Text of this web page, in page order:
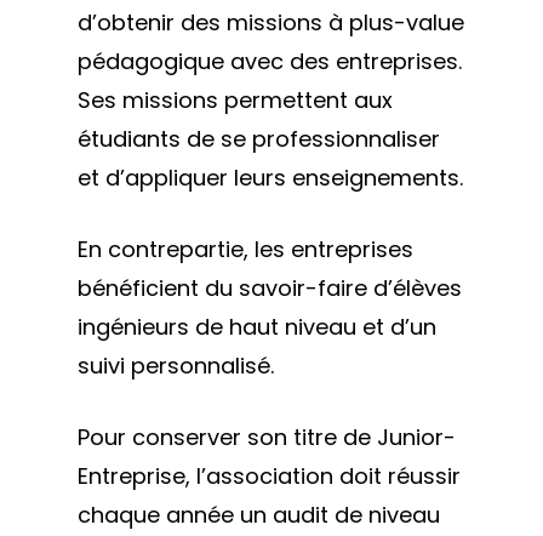
d’obtenir des missions à plus-value
pédagogique avec des entreprises.
Ses missions permettent aux
étudiants de se professionnaliser
et d’appliquer leurs enseignements.
En contrepartie, les entreprises
bénéficient du savoir-faire d’élèves
ingénieurs de haut niveau et d’un
suivi personnalisé.
Pour conserver son titre de Junior-
Entreprise, l’association doit réussir
chaque année un audit de niveau